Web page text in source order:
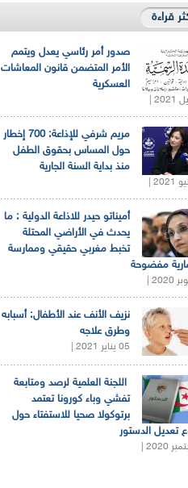
قراءة
صدور أمر رئاسي يعدل ويتمم
الأمر المتضمن قانون المعاشات
العسكرية
مريم شرفي للإذاعة: 700 إخطار
حول المساس بحقوق الطفل
منذ بداية السنة الجارية
أميناتو حيدر للاذاعة الدولية : ما
يحدث في الأراضي المحتلة
تخبط مغربي حقيقي وممارسة
مفضوحة
نزيف الأنف عند الأطفال: أسبابه
وطرق علاجه
05 يناير 2021 |
اللجنة العلمية لرصد ومتابعة
تفشي وباء كورونا تعتمد
برتوكولا صحيا للاستفتاء حول
تعديل الدستور